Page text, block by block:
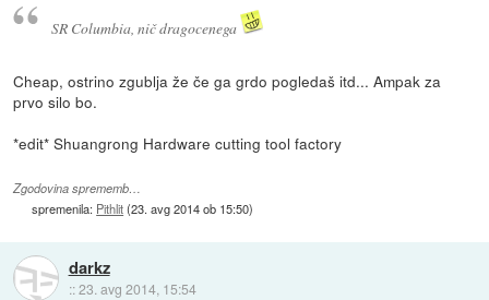
SR Columbia, nič dragocenega
Cheap, ostrino zgublja že če ga grdo pogledaš itd... Ampak za
prvo silo bo.
*edit* Shuangrong Hardware cutting tool factory
Zgodovina sprememb…
spremenila: Pithlit(23. avg 2014 ob 15:50)
darkz
::23. avg 2014, 15:54